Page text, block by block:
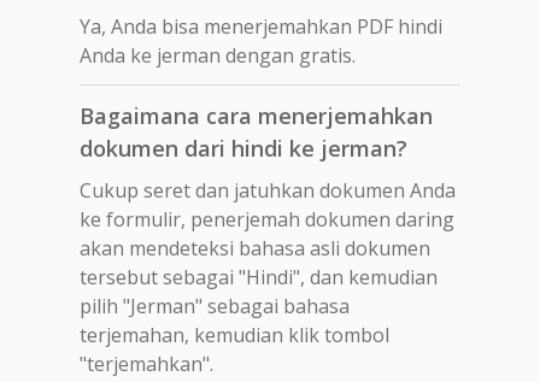
Ya, Anda bisa menerjemahkan PDF hindi
Anda ke jerman dengan gratis.
Bagaimana cara menerjemahkan
dokumen dari hindi ke jerman?
Cukup seret dan jatuhkan dokumen Anda
ke formulir, penerjemah dokumen daring
akan mendeteksi bahasa asli dokumen
tersebut sebagai "Hindi", dan kemudian
pilih "Jerman" sebagai bahasa
terjemahan, kemudian klik tombol
"terjemahkan".